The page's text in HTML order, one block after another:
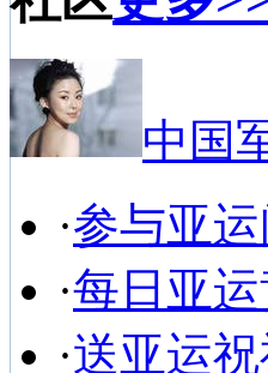
中国
·参与亚
·每日亚
·送亚运